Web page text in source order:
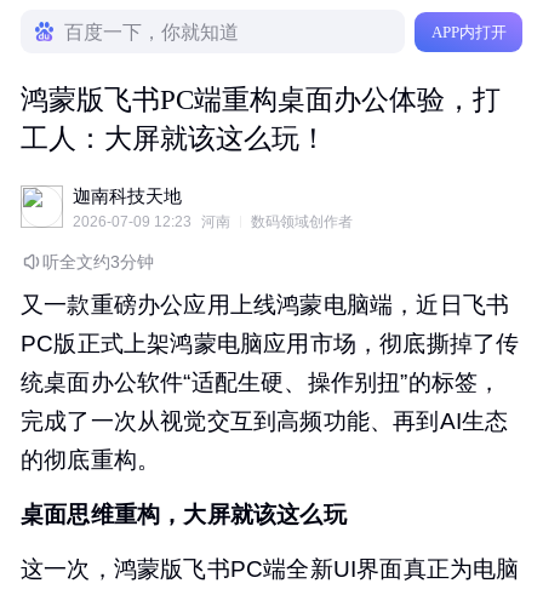
百度一下，你就知道 APP内打开
鸿蒙版飞书PC端重构桌面办公体验，打
工人：大屏就该这么玩！
迦南科技天地
2026-07-09 12:23 河南 数码领域创作者
听全文约3分钟
又一款重磅办公应用上线鸿蒙电脑端，近日飞书
PC版正式上架鸿蒙电脑应用市场，彻底撕掉了传
统桌面办公软件“适配生硬、操作别扭”的标签，
完成了一次从视觉交互到高频功能、再到AI生态
的彻底重构。
桌面思维重构，大屏就该这么玩
这一次，鸿蒙版飞书PC端全新UI界面真正为电脑